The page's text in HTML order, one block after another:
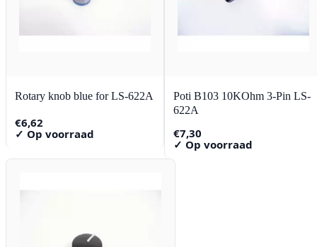
Rotary knob blue for LS-622A
€6,62
✓ Op voorraad
Poti B103 10KOhm 3-Pin LS-
622A
€7,30
✓ Op voorraad